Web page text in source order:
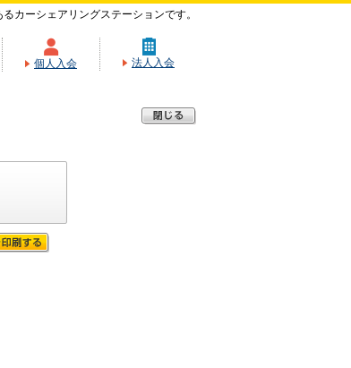
カーシェアリングステーションです。
個人入会 法人入会